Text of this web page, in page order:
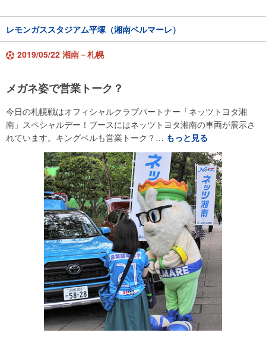
レモンガススタジアム平塚（湘南ベルマーレ）
2019/05/22 湘南－札幌
メガネ姿で営業トーク？
今日の札幌戦はオフィシャルクラブパートナー「ネッツトヨタ湘
南」スペシャルデー！ブースにはネッツトヨタ湘南の車両が展示さ
れています。キングベルも営業トーク？… もっと見る